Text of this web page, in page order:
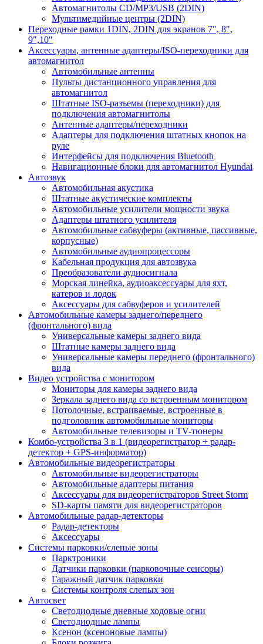
Автомагнитолы CD/MP3/USB (2DIN)
Мультимедийные центры (2DIN)
Переходные рамки 1DIN, 2DIN для экранов 7", 8",
9",10"
Аксессуары, антенные адаптеры/ISO-переходники для
автомагнитол
Автомобильные антенны
Пульты дистанционного управления для
автомагнитол
Штатные ISO-разъемы (переходники) для
подключения автомагнитолы
Антенные адаптеры/переходники
Адаптеры для подключения штатных кнопок на
руле
Интерфейсы для подключения Bluetooth
Навигационные блоки для автомагнитол Hyundai
Автозвук
Автомобильная акустика
Штатные акустические комплекты
Автомобильные усилители мощности звука
Адаптеры штатного усилителя
Автомобильные сабвуферы (активные, пассивные,
корпусные)
Автомобильные аудиопроцессоры
Кабельная продукция для автозвука
Преобразователи аудиосигнала
Морская линейка, аудиоаксессуары для яхт,
катеров и лодок
Аксессуары для сабвуферов и усилителей
Автомобильные камеры заднего/переднего
(фронтального) вида
Универсальные камеры заднего вида
Штатные камеры заднего вида
Универсальные камеры переднего (фронтального)
вида
Видео устройства c монитором
Мониторы для камеры заднего вида
Зеркала заднего вида со встроенным монитором
Потолочные, встраиваемые, встроенные в
подголовник автомобильные мониторы
Автомобильные телевизоры и TV-тюнеры
Комбо-устройства 3 в 1 (видеорегистратор + радар-
детектор + GPS-информатор)
Автомобильные видеорегистраторы
Автомобильные видеорегистраторы
Автомобильные адаптеры питания
Аксессуары для видеорегистраторов Street Storm
SD-карты памяти для видеорегистраторов
Автомобильные радар-детекторы
Радар-детекторы
Аксессуары
Системы парковки/слепые зоны
Парктроники
Датчики парковки (парковочные сенсоры)
Гаражный датчик парковки
Системы контроля слепых зон
Автосвет
Светодиодные дневные ходовые огни
Светодиодные лампы
Ксенон (ксеноновые лампы)